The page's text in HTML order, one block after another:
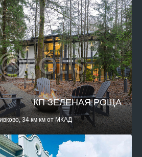
КП ЗЕЛЕНАЯ РОЩА
34 км км от МКАД